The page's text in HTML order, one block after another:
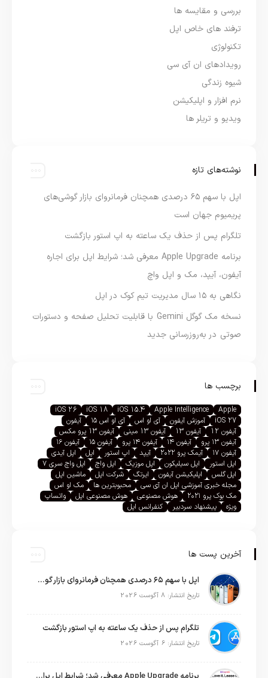
بررسی و مقایسه ها
ترفند های خاص اپل
تکنولوژی
رویدادهای ان آی سی
شیوه زندگی
نرم افزار و اپلیکیشن
ویدیو و تریلر ها
نوشته‌های تازه
اپل با سهم ۶۵ درصدی همچنان فرمانروای بازار گوشی‌های
پریمیوم جهان است
تلگرام پس از حذف یک ساعته به اپ استور بازگشت
برنامه Apple Upgrade معرفی شد؛ شرایط اپل برای اجاره
آیفون، آیپد، مک و اپل واچ
نگاهی به ۱۵ سال مدیریت تیم کوک در اپل
نسخه مک گوگل Gemini با قابلیت تحلیل صفحه و دستورات
صوتی در به‌روزرسانی جدید
برچسب ها
Apple
Apple Intelligence
iOS 15.4
iOS 18
iOS 26
iOS 27
آموزش آیفون آی او اس آی او اس ۱۵
آیفون
آیفون 12
آیفون 13 آیفون 13 مینی
آیفون 13 پرو مکس
آیفون ۱۳ پرو
آیفون ۱۴ آیفون ۱۴ پرو آیفون ۱۵
آیفون ۱۶
آیفون ۱۷
آیمک پرو ۲۰۲۲ آیپد اپ استور اپل
اپل آیدی
اپل استور
اپل سیلیکون اپل موزیک اپل واچ
اپل واچ سری ۷
اپل گلس
اپلیکیشن آیفون ایرتگ شرکت اپل
ماشین اپل
مجله خبری آموزشی اپل ان آی سی
محبوبترین ها
مک او اس
مک بوک پرو ۲۰۲۱
هوش مصنوعی هوش مصنوعی اپل
واتساپ
ویژه
پیشنهاد سردبیر کنفرانس اپل
آخرین پست ها
اپل با سهم ۶۵ درصدی همچنان فرمانروای بازار گوشی‌های پریمیوم جهان است
تاریخ انتشار: 8 آگوست 2026
تلگرام پس از حذف یک ساعته به اپ استور بازگشت
تاریخ انتشار: 6 آگوست 2026